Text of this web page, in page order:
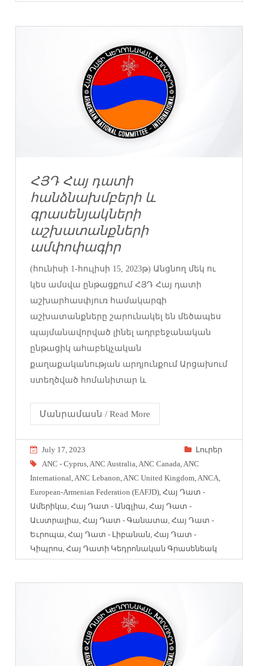
ՀՅԴ Հայ դատի
հանձնախմբերի և
գրասենյակների
աշխատանքների
ամփոփագիր
(հունիսի 1-հուլիսի 15, 2023թ) Անցնող մեկ ու
կես ամսվա ընթացքում ՀՅԴ Հայ դատի
աշխարհասփյուռ համակարգի
աշխատանքները շարունակել են մեծապես
պայմանավորված լինել ադրբեջանական
ընթացիկ ահաբեկչական
քաղաքականության արդյունքում Արցախում
ստեղծված հոմանիտար և
Մանրամասն / Read More
July 17, 2023
Լուրեր
ANC - Cyprus ANC Australia ANC Canada ANC
International ANC Lebanon ANC United Kingdom ANCA
European-Armenian Federation (EAFJD) ,Հայ Դատ -
Ամերիկա ,Հայ Դատ - Անգլիա ,Հայ Դատ -
Աւստրալիա ,Հայ Դատ - Գանատա ,Հայ Դատ -
Եւրոպա ,Հայ Դատ - Լիբանան ,Հայ Դատ -
Կիպրոս ,Հայ Դատի Կեդրոնական Գրասենեակ